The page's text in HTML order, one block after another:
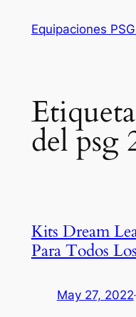
Equipaciones
del psg
Kits Dream
Para Todos
May 27, 2022